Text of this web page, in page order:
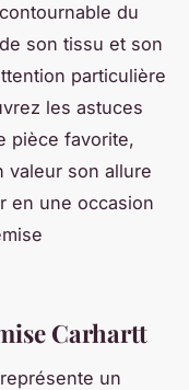
du
son tissu et son
particulière
les astuces
pièce favorite,
valeur son allure
en une occasion
Carhartt
représente un